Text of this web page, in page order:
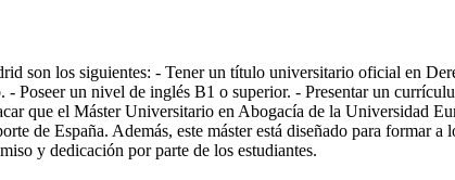
son los siguientes: - Tener un título universitario oficial en
Poseer un nivel de inglés B1 o superior. - Presentar un
que el Máster Universitario en Abogacía de la Universidad
España. Además, este máster está diseñado para formar a
y dedicación por parte de los estudiantes.